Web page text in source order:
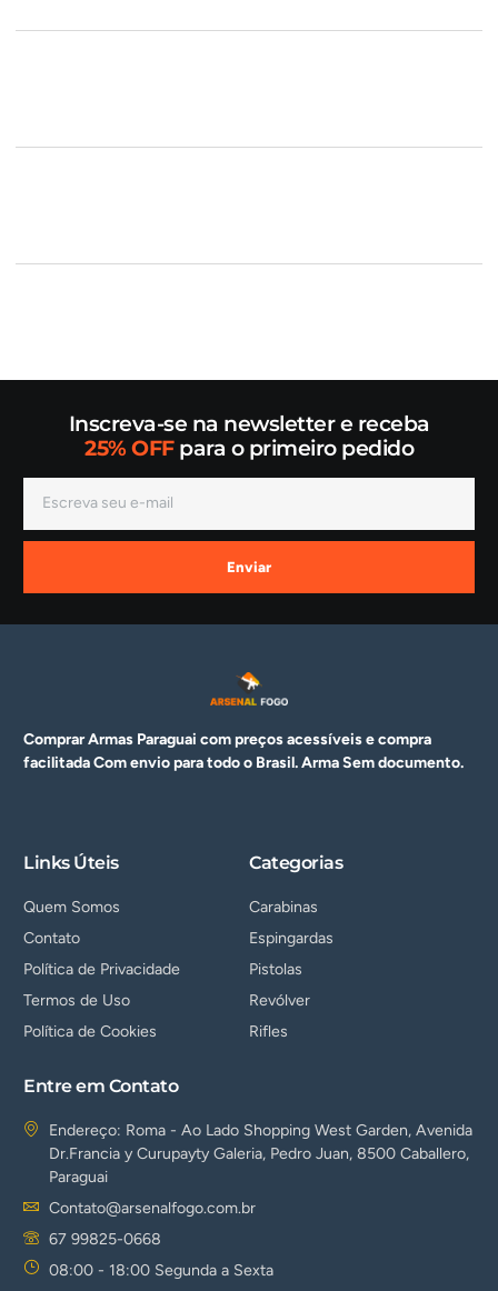
Inscreva-se na newsletter e receba
25% OFFpara o primeiro pedido
Enviar
Comprar Armas Paraguai com preços acessíveis e compra
facilitada Com envio para todo o Brasil. ArmaSem documento.
Links Úteis
Quem Somos
Contato
Política de Privacidade
Termos de Uso
Política de Cookies
Categorias
Carabinas
Espingardas
Pistolas
Revólver
Rifles
Entre em Contato
Endereço: Roma - Ao Lado Shopping West Garden, Avenida
Dr.Francia y Curupayty Galeria, Pedro Juan, 8500 Caballero,
Paraguai
Contato@arsenalfogo.com.br
67 99825-0668
08:00 - 18:00 Segunda a Sexta